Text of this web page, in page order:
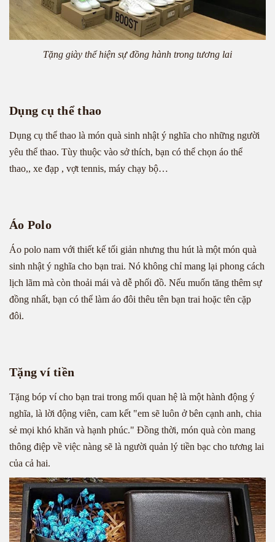
Tặng giày thể hiện sự đồng hành trong tương lai
Dụng cụ thể thao
Dụng cụ thể thao là món quà sinh nhật ý nghĩa cho những người
yêu thể thao. Tùy thuộc vào sở thích, bạn có thể chọn áo thể
thao,, xe đạp , vợt tennis, máy chạy bộ…
Áo Polo
Áo polo nam với thiết kế tối giản nhưng thu hút là một món quà
sinh nhật ý nghĩa cho bạn trai. Nó không chỉ mang lại phong cách
lịch lãm mà còn thoải mái và dễ phối đồ. Nếu muốn tăng thêm sự
đồng nhất, bạn có thể làm áo đôi thêu tên bạn trai hoặc tên cặp
đôi.
Tặng ví tiền
Tặng bóp ví cho bạn trai trong mối quan hệ là một hành động ý
nghĩa, là lời động viên, cam kết "em sẽ luôn ở bên cạnh anh, chia
sẻ mọi khó khăn và hạnh phúc." Đồng thời, món quà còn mang
thông điệp về việc nàng sẽ là người quản lý tiền bạc cho tương lai
của cả hai.